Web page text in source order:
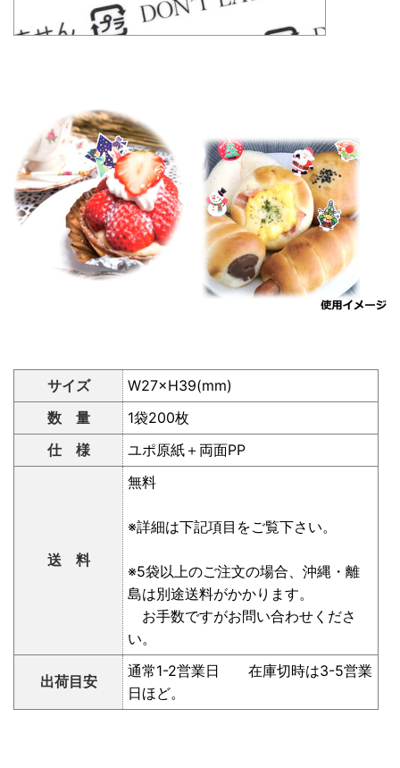
サイズ
W27×H39(mm)
数 量
1袋200枚
仕 様
ユポ原紙＋両面PP
送 料
無料
※詳細は下記項目をご覧下さい。
※5袋以上のご注文の場合、沖縄・離
島は別途送料がかかります。
お手数ですがお問い合わせくださ
い。
出荷目安
通常1-2営業日 在庫切時は3-5営業
日ほど。